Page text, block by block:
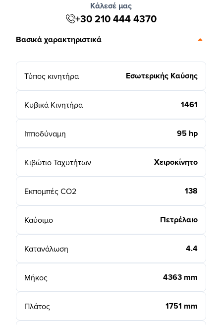
Κάλεσέ μας
+30 210 444 4370
Βασικά χαρακτηριστικά
Τύπος κινητήρα Εσωτερικής Καύσης
Κυβικά Κινητήρα 1461
Ιπποδύναμη 95 hp
Κιβώτιο Ταχυτήτων Χειροκίνητο
Εκπομπές CO2 138
Καύσιμο Πετρέλαιο
Κατανάλωση 4.4
Μήκος 4363 mm
Πλάτος 1751 mm